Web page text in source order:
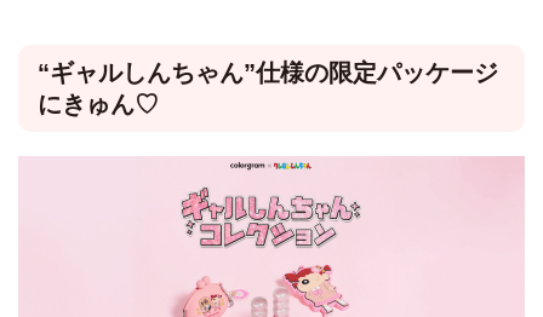
“ギャルしんちゃん”仕様の限定パッケージ
にきゅん♡